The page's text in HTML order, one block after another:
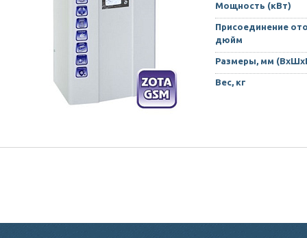
Мощность (кВт)
Присоединение
дюйм
Размеры, мм
Вес, кг